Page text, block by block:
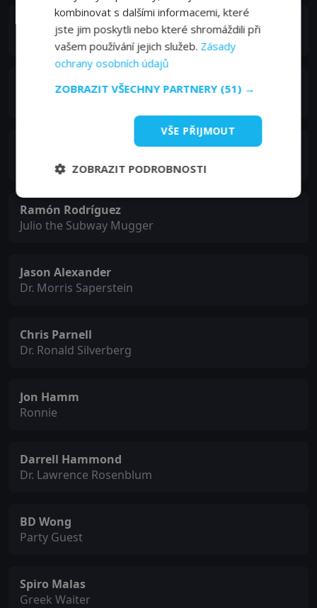
Frances Conroy
Lynne Willoughby
Malachy McCourt
Marvin the Limo Driver
Ramón Rodríguez
Julio the Subway Mugger
Jason Alexander
Dr. Morris Saperstein
Chris Parnell
Dr. Ronald Silverberg
Jon Hamm
Ronnie
Darrell Hammond
Dr. Lawrence Rosenblum
BD Wong
Party Guest
Spiro Malas
Greek Waiter
kombinovat s dalšími informacemi, které
jste jim poskytli nebo které shromáždili při
vašem používání jejich služeb. Zásady
ochrany osobních údajů
ZOBRAZIT VŠECHNY PARTNERY (51) →
VŠE PŘIJMOUT
ZOBRAZIT PODROBNOSTI